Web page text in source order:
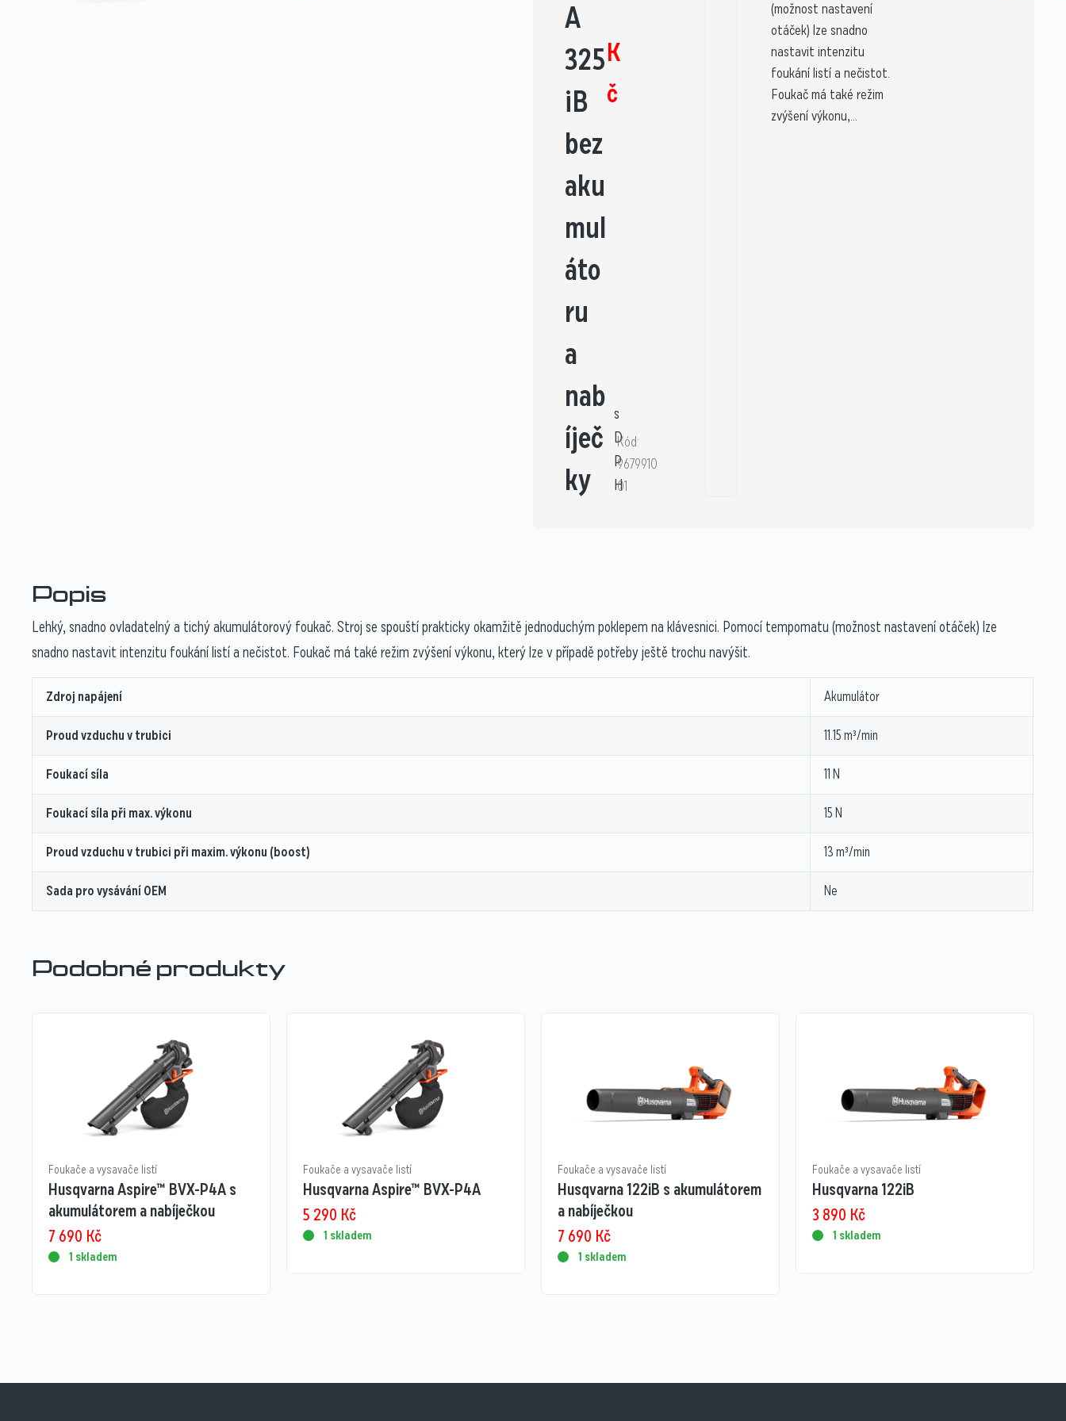
A
325
iB
bez
aku
mul
áto
ru
a
nab
íječ
ky
K
č
s
D
P
H
Kód:
9679910
01
(možnost nastavení
otáček) lze snadno
nastavit intenzitu
foukání listí a nečistot.
Foukač má také režim
zvýšení výkonu,...
Popis
Lehký, snadno ovladatelný a tichý akumulátorový foukač. Stroj se spouští prakticky okamžitě jednoduchým poklepem na klávesnici. Pomocí tempomatu (možnost nastavení otáček) lze
snadno nastavit intenzitu foukání listí a nečistot. Foukač má také režim zvýšení výkonu, který lze v případě potřeby ještě trochu navýšit.
Zdroj napájení Akumulátor
Proud vzduchu v trubici 11.15 m³/min
Foukací síla 11 N
Foukací síla při max. výkonu 15 N
Proud vzduchu v trubici při maxim. výkonu (boost) 13 m³/min
Sada pro vysávání OEM Ne
Podobné produkty
Foukače a vysavače listí
Husqvarna Aspire™ BVX-P4A s
akumulátorem a nabíječkou
7 690 Kč
1 skladem
Foukače a vysavače listí
Husqvarna Aspire™ BVX-P4A
5 290 Kč
1 skladem
Foukače a vysavače listí
Husqvarna 122iB s akumulátorem
a nabíječkou
7 690 Kč
1 skladem
Foukače a vysavače listí
Husqvarna 122iB
3 890 Kč
1 skladem